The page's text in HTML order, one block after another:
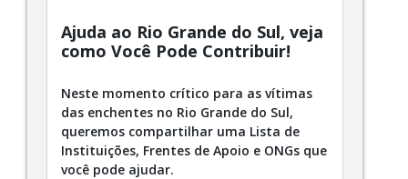
Ajuda ao Rio Grande do Sul, veja
como Você Pode Contribuir!
Neste momento crítico para as vítimas
das enchentes no Rio Grande do Sul,
queremos compartilhar uma Lista de
Instituições, Frentes de Apoio e ONGs que
você pode ajudar.